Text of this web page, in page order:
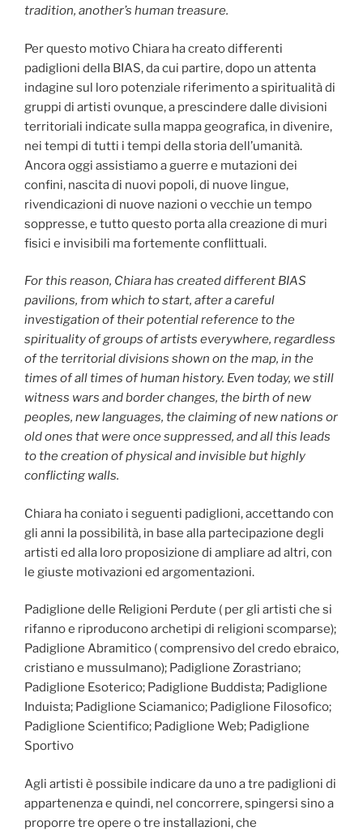
tradition, another’s human treasure.
Per questo motivo Chiara ha creato differenti
padiglioni della BIAS, da cui partire, dopo un attenta
indagine sul loro potenziale riferimento a spiritualità di
gruppi di artisti ovunque, a prescindere dalle divisioni
territoriali indicate sulla mappa geografica, in divenire,
nei tempi di tutti i tempi della storia dell’umanità.
Ancora oggi assistiamo a guerre e mutazioni dei
confini, nascita di nuovi popoli, di nuove lingue,
rivendicazioni di nuove nazioni o vecchie un tempo
soppresse, e tutto questo porta alla creazione di muri
fisici e invisibili ma fortemente conflittuali.
For this reason, Chiara has created different BIAS
pavilions, from which to start, after a careful
investigation of their potential reference to the
spirituality of groups of artists everywhere, regardless
of the territorial divisions shown on the map, in the
times of all times of human history. Even today, we still
witness wars and border changes, the birth of new
peoples, new languages, the claiming of new nations or
old ones that were once suppressed, and all this leads
to the creation of physical and invisible but highly
conflicting walls.
Chiara ha coniato i seguenti padiglioni, accettando con
gli anni la possibilità, in base alla partecipazione degli
artisti ed alla loro proposizione di ampliare ad altri, con
le giuste motivazioni ed argomentazioni.
Padiglione delle Religioni Perdute ( per gli artisti che si
rifanno e riproducono archetipi di religioni scomparse);
Padiglione Abramitico ( comprensivo del credo ebraico,
cristiano e mussulmano); Padiglione Zorastriano;
Padiglione Esoterico; Padiglione Buddista; Padiglione
Induista; Padiglione Sciamanico; Padiglione Filosofico;
Padiglione Scientifico; Padiglione Web; Padiglione
Sportivo
Agli artisti è possibile indicare da uno a tre padiglioni di
appartenenza e quindi, nel concorrere, spingersi sino a
proporre tre opere o tre installazioni, che